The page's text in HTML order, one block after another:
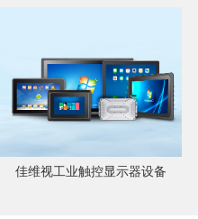
佳维视工业触控显示器设备